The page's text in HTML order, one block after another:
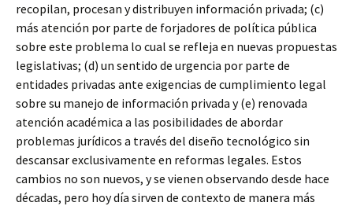
recopilan, procesan y distribuyen información privada; (c)
más atención por parte de forjadores de política pública
sobre este problema lo cual se refleja en nuevas propuestas
legislativas; (d) un sentido de urgencia por parte de
entidades privadas ante exigencias de cumplimiento legal
sobre su manejo de información privada y (e) renovada
atención académica a las posibilidades de abordar
problemas jurídicos a través del diseño tecnológico sin
descansar exclusivamente en reformas legales. Estos
cambios no son nuevos, y se vienen observando desde hace
décadas, pero hoy día sirven de contexto de manera más